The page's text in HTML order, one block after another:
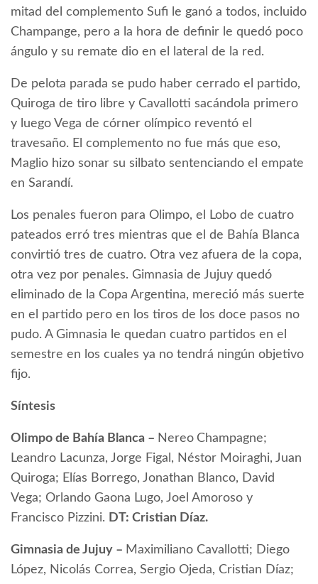
mitad del complemento Sufi le ganó a todos, incluido
Champange, pero a la hora de definir le quedó poco
ángulo y su remate dio en el lateral de la red.
De pelota parada se pudo haber cerrado el partido,
Quiroga de tiro libre y Cavallotti sacándola primero
y luego Vega de córner olímpico reventó el
travesaño. El complemento no fue más que eso,
Maglio hizo sonar su silbato sentenciando el empate
en Sarandí.
Los penales fueron para Olimpo, el Lobo de cuatro
pateados erró tres mientras que el de Bahía Blanca
convirtió tres de cuatro. Otra vez afuera de la copa,
otra vez por penales. Gimnasia de Jujuy quedó
eliminado de la Copa Argentina, mereció más suerte
en el partido pero en los tiros de los doce pasos no
pudo. A Gimnasia le quedan cuatro partidos en el
semestre en los cuales ya no tendrá ningún objetivo
fijo.
Síntesis
Olimpo de Bahía Blanca – Nereo Champagne;
Leandro Lacunza, Jorge Figal, Néstor Moiraghi, Juan
Quiroga; Elías Borrego, Jonathan Blanco, David
Vega; Orlando Gaona Lugo, Joel Amoroso y
Francisco Pizzini. DT: Cristian Díaz.
Gimnasia de Jujuy – Maximiliano Cavallotti; Diego
López, Nicolás Correa, Sergio Ojeda, Cristian Díaz;